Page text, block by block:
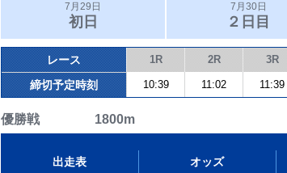
7月29日
初日
7月30日
２日目
レース 1R 2R 3R
締切予定時刻 10:39 11:02 11:39
優勝戦 1800m
出走表 オッズ